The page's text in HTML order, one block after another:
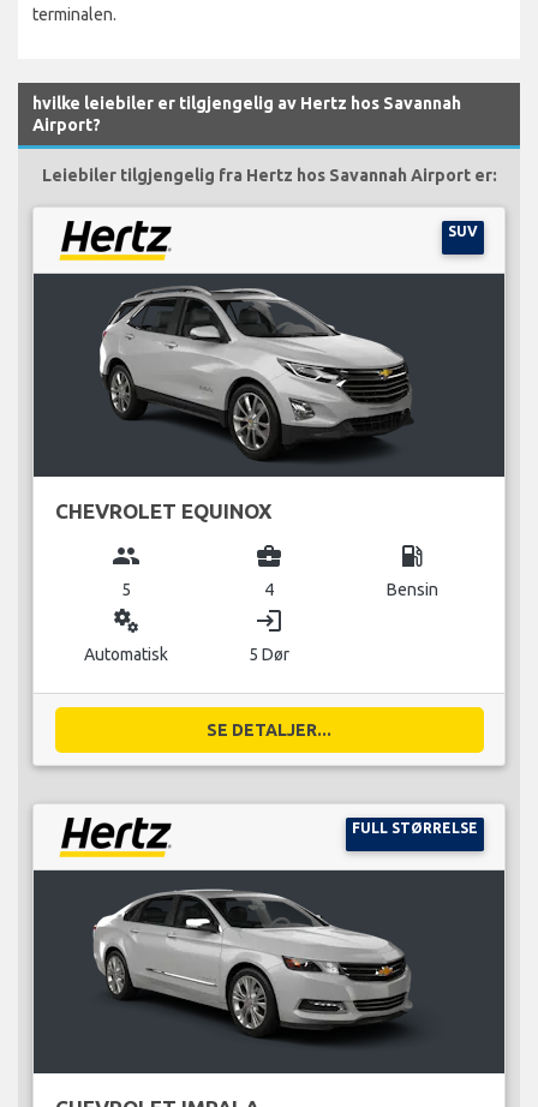
terminalen.
hvilke leiebiler er tilgjengelig av Hertz hos Savannah
Airport?
Leiebiler tilgjengelig fra Hertz hos Savannah Airport er:
SUV
CHEVROLET EQUINOX
group
5
business_center
4
local_gas_station
Bensin
miscellaneous_services
Automatisk
login
5 Dør
SE DETALJER...
FULL STØRRELSE